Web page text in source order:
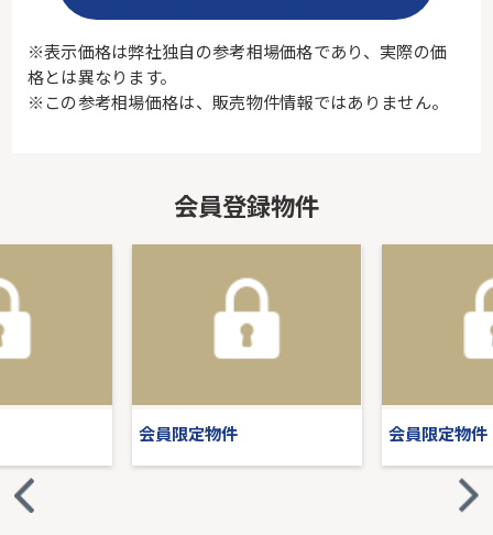
※表示価格は弊社独自の参考相場価格であり、実際の価
格とは異なります。
※この参考相場価格は、販売物件情報ではありません。
会員登録物件
会員限定物件 会員限定物件